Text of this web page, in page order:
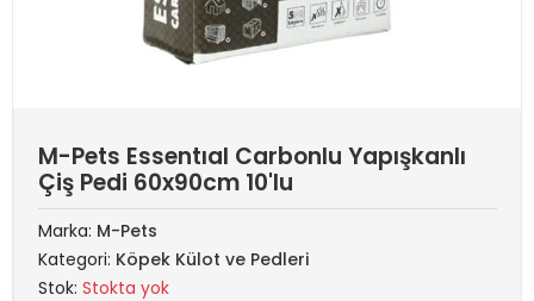
M-Pets Essentıal Carbonlu Yapışkanlı
Çiş Pedi 60x90cm 10'lu
Marka: M-Pets
Kategori: Köpek Külot ve Pedleri
Stok: Stokta yok